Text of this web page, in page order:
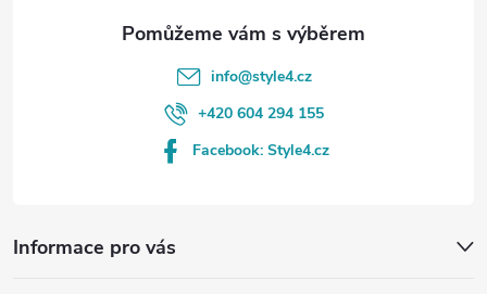
Informace pro vás
info@style4.cz
+420 604 294 155
Facebook: Style4.cz